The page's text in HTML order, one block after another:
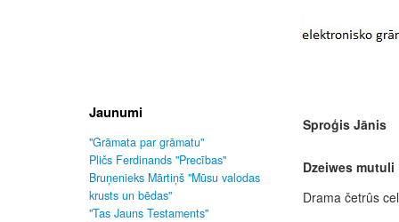
Jaunumi
"Grāmata par grāmatu"
Pličs Ferdinands "Precības"
Bruņenieks Mārtiņš "Mūsu valodas
krusts un bēdas"
"Tas Jauns Testaments"
Sproģis Jānis
Dzeiwes mutuli
Drama četrûs